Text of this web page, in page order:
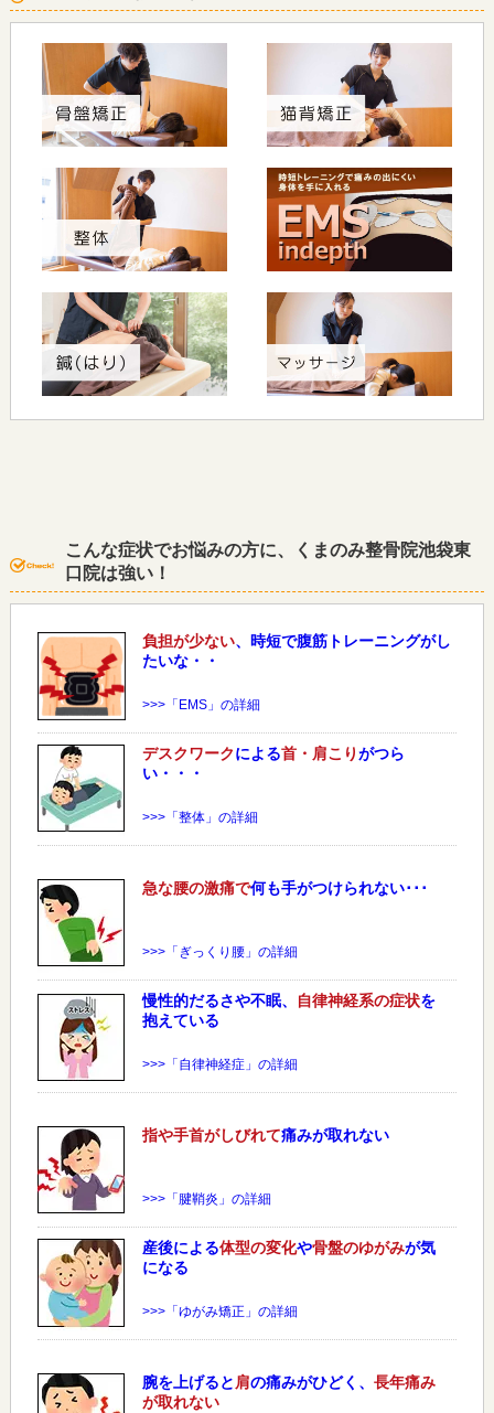
こんな症状でお悩みの方に、くまのみ整骨院池袋東
口院は強い！
負担が少ない、時短で腹筋トレーニングがし
たいな・・
>>>「EMS」の詳細
デスクワークによる首・肩こりがつら
い・・・
>>>「整体」の詳細
急な腰の激痛で何も手がつけられない･･･
>>>「ぎっくり腰」の詳細
慢性的だるさや不眠、 自律神経系の症状を
抱えている
>>>「自律神経症」の詳細
指や手首がしびれて痛みが取れない
>>>「腱鞘炎」の詳細
産後による体型の変化や骨盤のゆがみが気
になる
>>>「ゆがみ矯正」の詳細
腕を上げると肩の痛みがひどく、 長年痛み
が取れない